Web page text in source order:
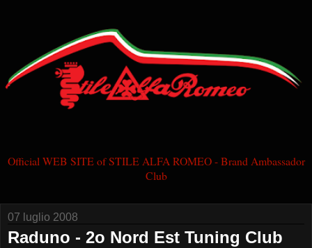
Official WEB SITE of STILE ALFA ROMEO - Brand Ambassador
Club
07 luglio 2008
Raduno - 2o Nord Est Tuning Club